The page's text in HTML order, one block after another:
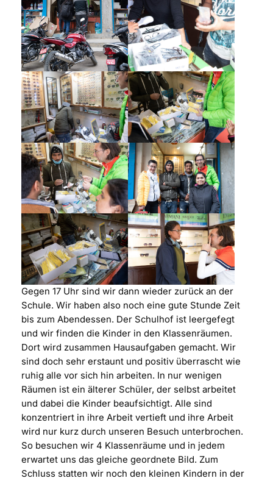
Gegen 17 Uhr sind wir dann wieder zurück an der
Schule. Wir haben also noch eine gute Stunde Zeit
bis zum Abendessen. Der Schulhof ist leergefegt
und wir finden die Kinder in den Klassenräumen.
Dort wird zusammen Hausaufgaben gemacht. Wir
sind doch sehr erstaunt und positiv überrascht wie
ruhig alle vor sich hin arbeiten. In nur wenigen
Räumen ist ein älterer Schüler, der selbst arbeitet
und dabei die Kinder beaufsichtigt. Alle sind
konzentriert in ihre Arbeit vertieft und ihre Arbeit
wird nur kurz durch unseren Besuch unterbrochen.
So besuchen wir 4 Klassenräume und in jedem
erwartet uns das gleiche geordnete Bild. Zum
Schluss statten wir noch den kleinen Kindern in der